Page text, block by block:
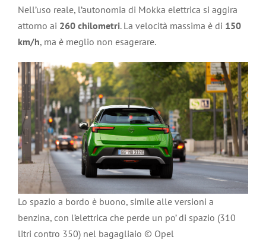
Nell’uso reale, l’autonomia di Mokka elettrica si aggira
attorno ai 260 chilometri. La velocità massima è di 150
km/h, ma è meglio non esagerare.
Lo spazio a bordo è buono, simile alle versioni a
benzina, con l’elettrica che perde un po’ di spazio (310
litri contro 350) nel bagagliaio © Opel